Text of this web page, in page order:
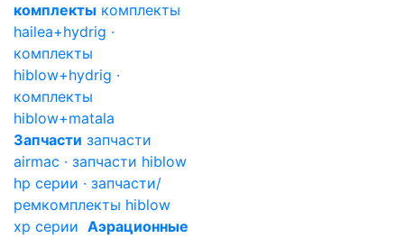
комплекты комплекты
hailea+hydrig ·
комплекты
hiblow+hydrig ·
комплекты
hiblow+matala
Запчасти запчасти
airmac · запчасти hiblow
hp серии · запчасти/
ремкомплекты hiblow
xp серии Аэрационные